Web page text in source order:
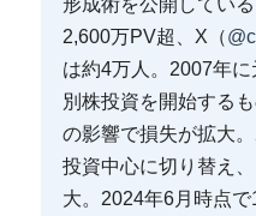
形成術を公開してい
2,600万PV超、X（
は約4万人。2007年
別株投資を開始する
の影響で損失が拡大
投資中心に切り替え
大。2024年6月時点